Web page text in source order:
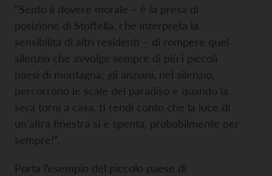
“Sento il dovere morale – è la presa di
posizione di Stoffella, che interpreta la
sensibilità di altri residenti – di rompere quel
silenzio che avvolge sempre di più i piccoli
paesi di montagna; gli anziani, nel silenzio,
percorrono le scale del paradiso e quando la
sera torni a casa, ti rendi conto che la luce di
un’altra finestra si è spenta, probabilmente per
sempre!”.
Porta l’esempio del piccolo paese di